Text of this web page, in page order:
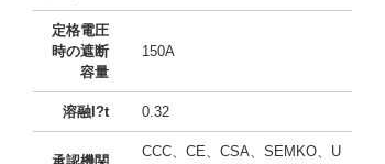
定格電圧
時の遮断
容量
150A
溶融I?t 0.32
CCC、CE、CSA、SEMKO、U